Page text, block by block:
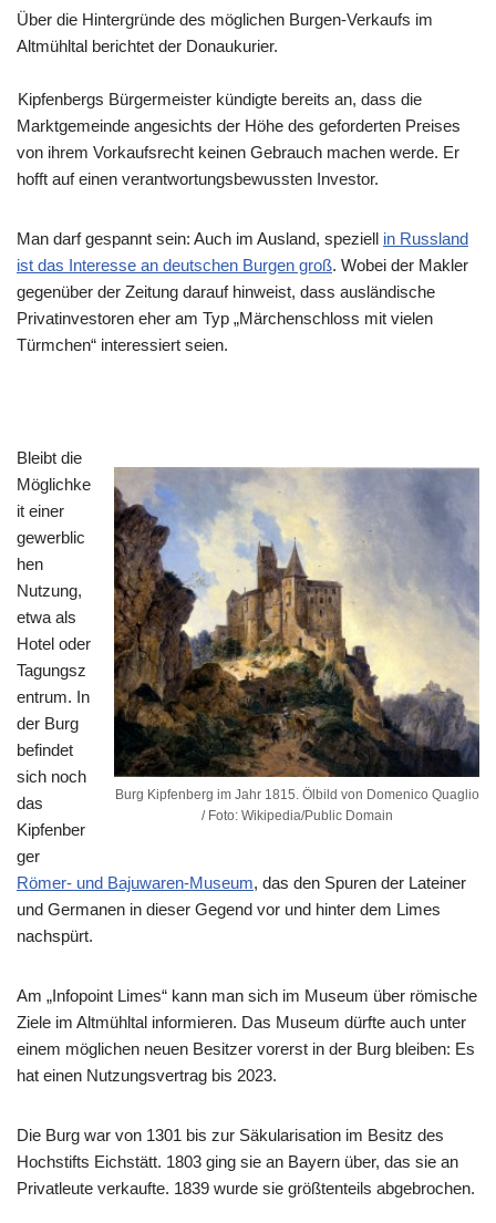
Über die Hintergründe des möglichen Burgen-Verkaufs im
Altmühltal berichtet der Donaukurier.
Kipfenbergs Bürgermeister kündigte bereits an, dass die
Marktgemeinde angesichts der Höhe des geforderten Preises
von ihrem Vorkaufsrecht keinen Gebrauch machen werde. Er
hofft auf einen verantwortungsbewussten Investor.
Man darf gespannt sein: Auch im Ausland, speziell in Russland
ist das Interesse an deutschen Burgen groß. Wobei der Makler
gegenüber der Zeitung darauf hinweist, dass ausländische
Privatinvestoren eher am Typ „Märchenschloss mit vielen
Türmchen“ interessiert seien.
Burg Kipfenberg im Jahr 1815. Ölbild von Domenico Quaglio
/ Foto: Wikipedia/Public Domain
Bleibt die
Möglichke
it einer
gewerblic
hen
Nutzung,
etwa als
Hotel oder
Tagungsz
entrum. In
der Burg
befindet
sich noch
das
Kipfenber
ger
Römer- und Bajuwaren-Museum, das den Spuren der Lateiner
und Germanen in dieser Gegend vor und hinter dem Limes
nachspürt.
Am „Infopoint Limes“ kann man sich im Museum über römische
Ziele im Altmühltal informieren. Das Museum dürfte auch unter
einem möglichen neuen Besitzer vorerst in der Burg bleiben: Es
hat einen Nutzungsvertrag bis 2023.
Die Burg war von 1301 bis zur Säkularisation im Besitz des
Hochstifts Eichstätt. 1803 ging sie an Bayern über, das sie an
Privatleute verkaufte. 1839 wurde sie größtenteils abgebrochen.